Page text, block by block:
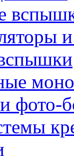
фото-